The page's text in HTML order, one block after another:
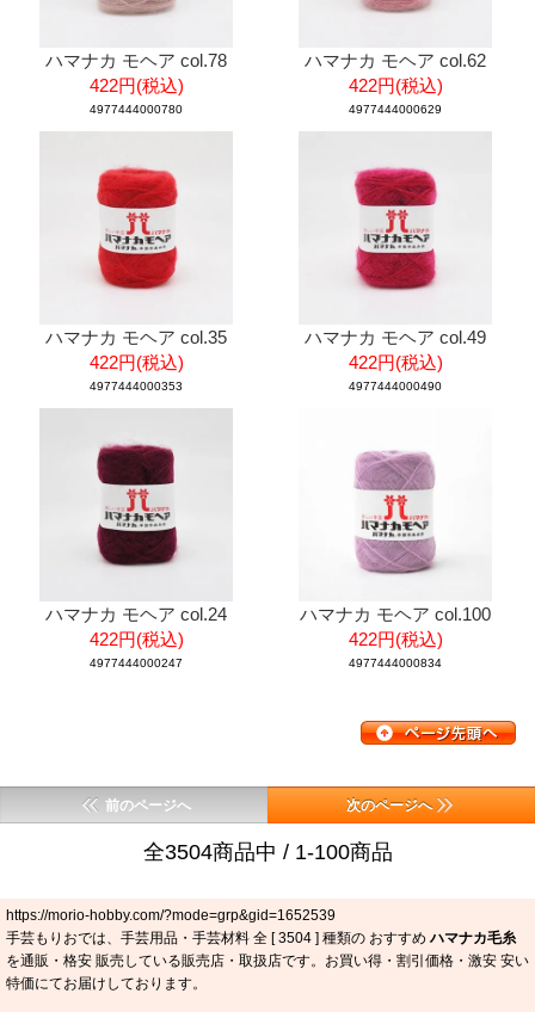
ハマナカ モヘア col.78
422円(税込)
4977444000780
ハマナカ モヘア col.62
422円(税込)
4977444000629
ハマナカ モヘア col.35
422円(税込)
4977444000353
ハマナカ モヘア col.49
422円(税込)
4977444000490
ハマナカ モヘア col.24
422円(税込)
4977444000247
ハマナカ モヘア col.100
422円(税込)
4977444000834
前のページへ 次のページへ
全3504商品中 / 1-100商品
https://morio-hobby.com/?mode=grp&gid=1652539
手芸もりおでは、手芸用品・手芸材料 全 [3504 ] 種類の おすすめ ハマナカ毛糸
を通販・格安 販売している販売店・取扱店です。お買い得・割引価格・激安 安い
特価にてお届けしております。